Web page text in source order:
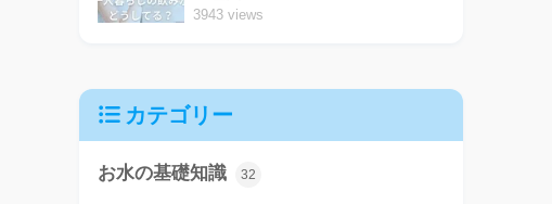
3943 views
カテゴリー
お水の基礎知識 32